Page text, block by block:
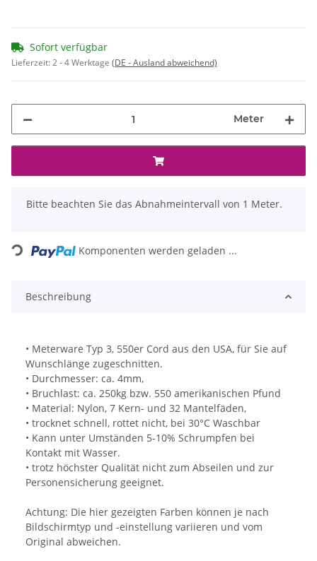
Sofort verfügbar
Lieferzeit:2 - 4 Werktage (DE - Ausland abweichend)
Meter
x
Bitte beachten Sie das Abnahmeintervall von 1 Meter.
Loading... Komponenten werden geladen ...
Beschreibung
• Meterware Typ 3, 550er Cord aus den USA, für Sie auf
Wunschlänge zugeschnitten.
• Durchmesser: ca. 4mm,
• Bruchlast: ca. 250kg bzw. 550 amerikanischen Pfund
• Material: Nylon, 7 Kern- und 32 Mantelfäden,
• trocknet schnell, rottet nicht, bei 30°C Waschbar
• Kann unter Umständen 5-10% Schrumpfen bei
Kontakt mit Wasser.
• trotz höchster Qualität nicht zum Abseilen und zur
Personensicherung geeignet.
Achtung: Die hier gezeigten Farben können je nach
Bildschirmtyp und -einstellung variieren und vom
Original abweichen.